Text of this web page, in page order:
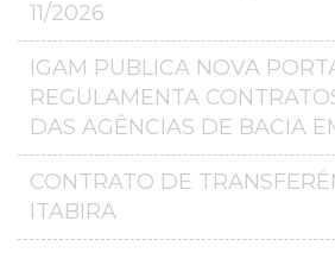
11/2026
IGAM PUBLICA NOVA
REGULAMENTA
DAS AGÊNCIAS DE BACIA
CONTRATO DE
ITABIRA